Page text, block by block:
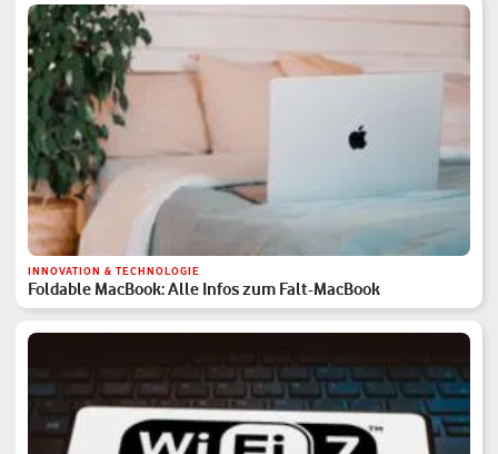
INNOVATION & TECHNOLOGIE
Foldable MacBook: Alle Infos zum Falt-MacBook